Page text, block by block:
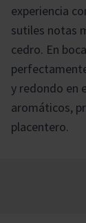
experiencia
sutiles notas
cedro. En
y redondo en
aromáticos,
placentero.